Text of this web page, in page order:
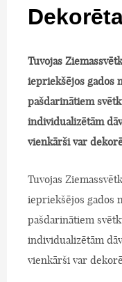
Tuvojas
iepriekšējos gados
pašdarinātiem
individualizētām
vienkārši var
Tuvojas
iepriekšējos gados
pašdarinātiem
individualizētām
vienkārši var